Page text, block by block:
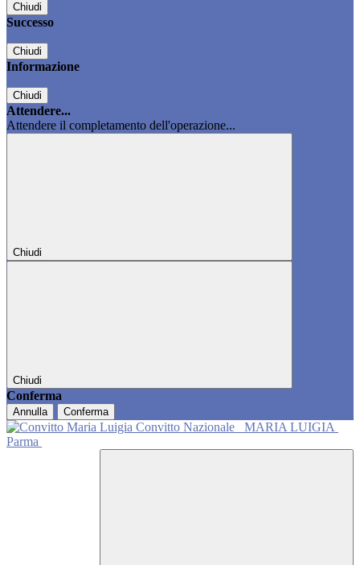
Chiudi
Successo
Chiudi
Informazione
Chiudi
Attendere...
Attendere il completamento dell'operazione...
Chiudi
Chiudi
Conferma
Annulla Conferma
Convitto Nazionale
MARIA LUIGIA
Parma